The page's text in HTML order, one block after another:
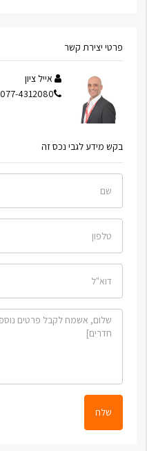
פרטי יצירת קשר
אייל ציון
077-4312080
בקש מידע לגבי נכס זה
שלח